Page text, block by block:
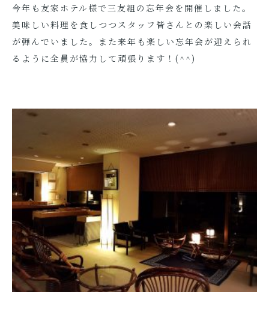
今年も友家ホテル様で三友組の忘年会を開催しました。
美味しい料理を食しつつスタッフ皆さんとの楽しい会話
が弾んでいました。また来年も楽しい忘年会が迎えられ
るように全員が協力して頑張ります！(^^)